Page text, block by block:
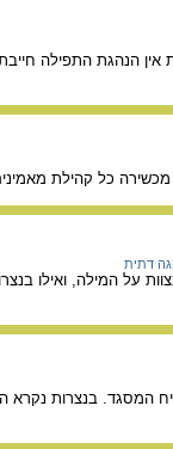
הנהגת התפילה
כל קהילת
דתית
המילה, ואילו
בנצרות נקרא